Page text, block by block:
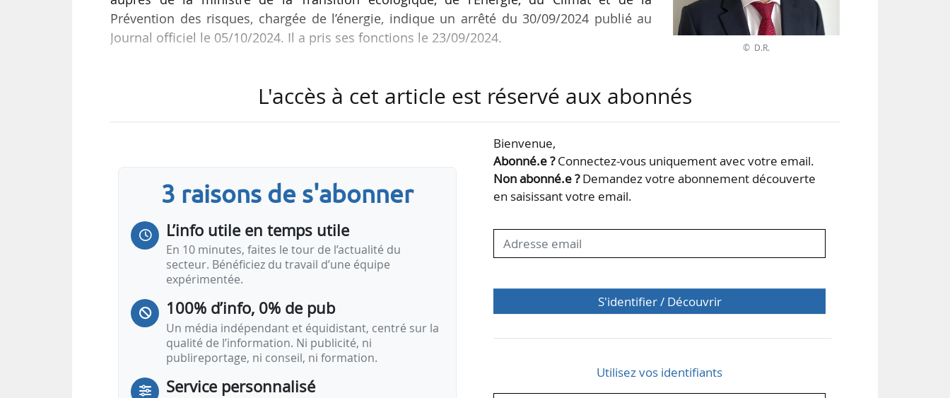
Prévention des risques, chargée de l’énergie, indique un arrêté du 30/09/2024 publié au
Journal officiel le 05/10/2024. Il a pris ses fonctions le 23/09/2024.
chargé de l’Industrie et de l’Énergie, entre le 01/03 et le 23/09/2024.
respectivement chef de cabinet et conseillère parlementaire d’Olga Givernet.
Charles Dubief est de son côté nommé conseiller communication et presse au cabinet de
© D.R.
L'accès à cet article est réservé aux abonnés
3 raisons de s'abonner
L’info utile en temps utile
En 10 minutes, faites le tour de l’actualité du
secteur. Bénéficiez du travail d’une équipe
expérimentée.
100% d’info, 0% de pub
Un média indépendant et équidistant, centré sur la
qualité de l’information. Ni publicité, ni
publireportage, ni conseil, ni formation.
Service personnalisé
Bienvenue,
Abonné.e ?Connectez-vous uniquement avec votre email.
Non abonné.e ?Demandez votre abonnement découverte
en saisissant votre email.
S'identifier / Découvrir
Utilisez vos identifiants